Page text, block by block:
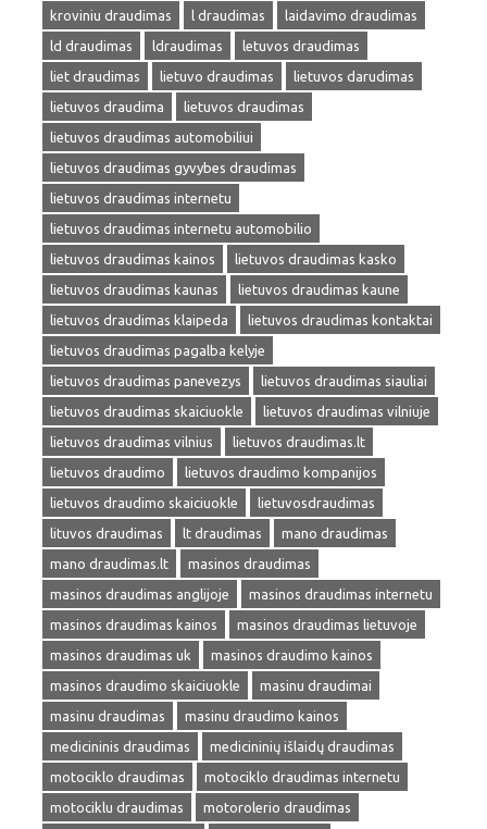
kroviniu draudimas
l draudimas
laidavimo draudimas
ld draudimas
ldraudimas
letuvos draudimas
liet draudimas
lietuvo draudimas
lietuvos darudimas
lietuvos draudima
lietuvos draudimas
lietuvos draudimas automobiliui
lietuvos draudimas gyvybes draudimas
lietuvos draudimas internetu
lietuvos draudimas internetu automobilio
lietuvos draudimas kainos
lietuvos draudimas kasko
lietuvos draudimas kaunas
lietuvos draudimas kaune
lietuvos draudimas klaipeda
lietuvos draudimas kontaktai
lietuvos draudimas pagalba kelyje
lietuvos draudimas panevezys
lietuvos draudimas siauliai
lietuvos draudimas skaiciuokle
lietuvos draudimas vilniuje
lietuvos draudimas vilnius
lietuvos draudimas.lt
lietuvos draudimo
lietuvos draudimo kompanijos
lietuvos draudimo skaiciuokle
lietuvosdraudimas
lituvos draudimas
lt draudimas
mano draudimas
mano draudimas.lt
masinos draudimas
masinos draudimas anglijoje
masinos draudimas internetu
masinos draudimas kainos
masinos draudimas lietuvoje
masinos draudimas uk
masinos draudimo kainos
masinos draudimo skaiciuokle
masinu draudimai
masinu draudimas
masinu draudimo kainos
medicininis draudimas
medicininių išlaidų draudimas
motociklo draudimas
motociklo draudimas internetu
motociklu draudimas
motorolerio draudimas